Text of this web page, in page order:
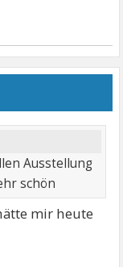
Ausstellung
schön
mir heute